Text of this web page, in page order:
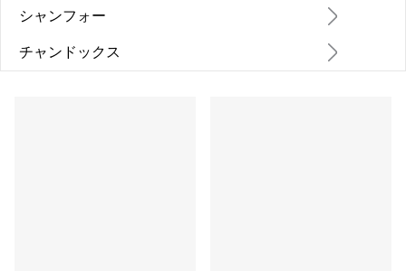
GBスクロールチャックシリーズ
チャンドックス
油圧中空チャックシリーズ
会社のニュース
業界ニュース
ビデオ
私たちに関しては
シャンフォー
チャンドックス